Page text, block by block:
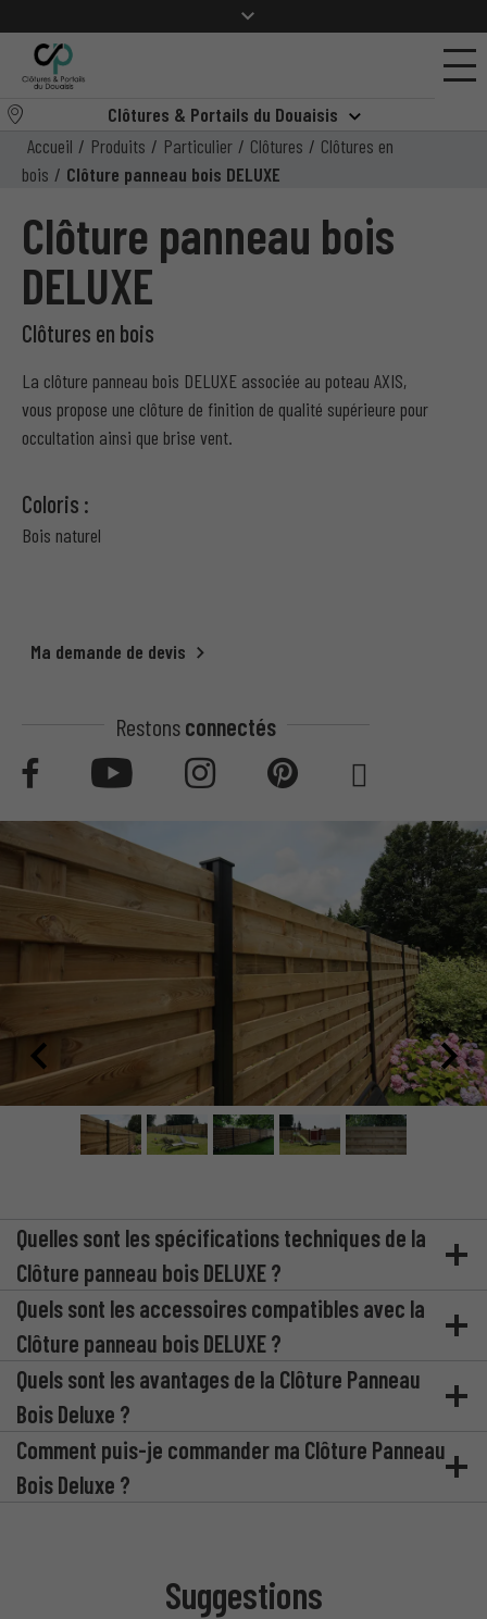
Clôtures & Portails du Douaisis
Accueil / Produits / Particulier / Clôtures / Clôtures en
bois / Clôture panneau bois DELUXE
Clôture panneau bois
DELUXE
Clôtures en bois
La clôture panneau bois DELUXE associée au poteau AXIS,
vous propose une clôture de finition de qualité supérieure pour
occultation ainsi que brise vent.
Coloris :
Bois naturel
Ma demande de devis
Restonsconnectés
Quelles sont les spécifications techniques de la
Clôture panneau bois DELUXE ?
Quels sont les accessoires compatibles avec la
Clôture panneau bois DELUXE ?
Quels sont les avantages de la Clôture Panneau
Bois Deluxe ?
Comment puis-je commander ma Clôture Panneau
Bois Deluxe ?
Suggestions